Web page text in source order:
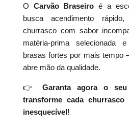
O Carvão Braseiro é a
busca acendimento
churrasco com sabor
matéria-prima selecionada
brasas fortes por mais tempo
abre mão da qualidade.
👉
Garanta agora o
transforme cada churrasco
inesquecível!